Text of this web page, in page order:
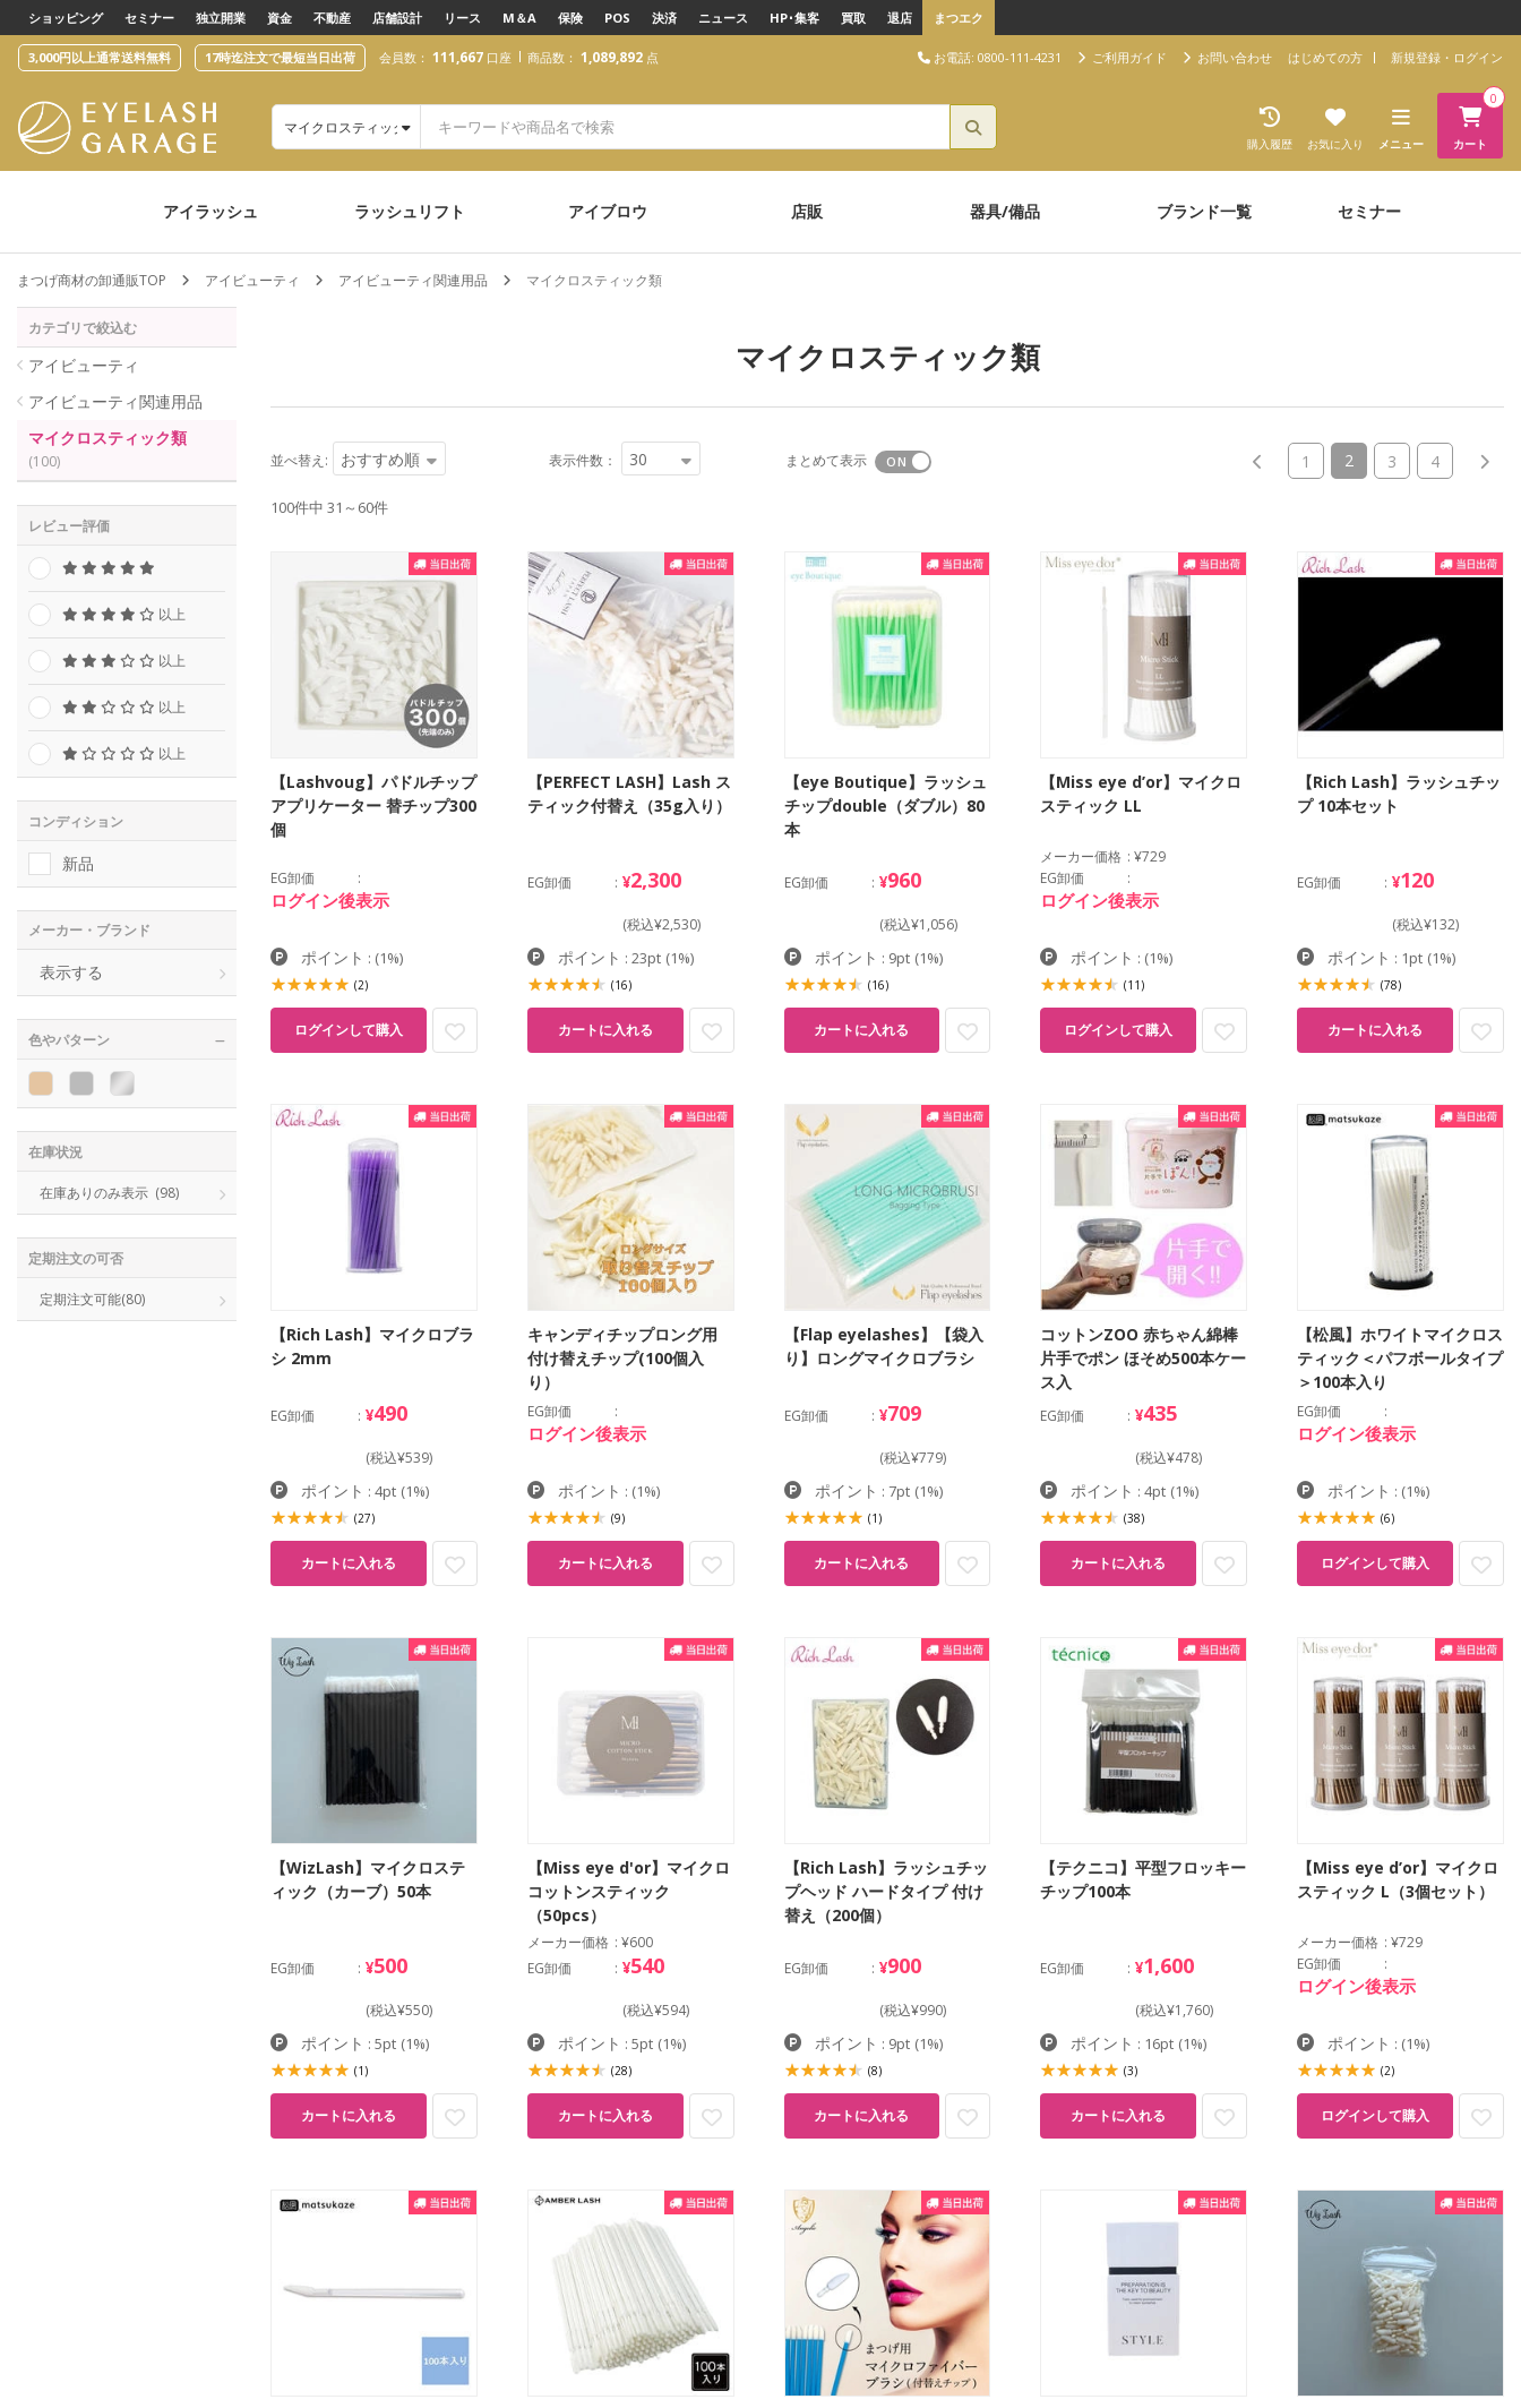
text.skipToContent
text.skipToNavigation
ショッピング セミナー 独立開業 資金 不動産 店舗設計 リース M＆A 保険 POS 決済 ニュース HP･集客 買取 退店 まつエク
3,000円以上通常送料無料 17時迄注文で最短当日出荷 会員数： 111,667 口座 商品数： 1,089,892 点 お電話: 0800-111-4231 ご利用ガイド お問い合わせ はじめての方 新規登録・ログイン
カート
0
メニュー
お気に入り
購入履歴
マイクロスティック類
アイラッシュ ラッシュリフト アイブロウ 店販 器具/備品 ブランド一覧 セミナー
まつげ商材の卸通販TOP アイビューティ アイビューティ関連用品 マイクロスティック類
カテゴリで絞込む
アイビューティ
アイビューティ関連用品
マイクロスティック類
(100)
レビュー評価
以上
以上
以上
以上
コンディション
新品
メーカー・ブランド
表示する
色やパターン
在庫状況
在庫ありのみ表示 (98)
定期注文の可否
定期注文可能(80)
マイクロスティック類
並べ替え: おすすめ順 表示件数： 30 まとめて表示 1 2 (current)
3 4
100件中 31～60件
【Lashvoug】パドルチップ
アプリケーター 替チップ300
個
EG卸価
ログイン後表示
ポイント : (1%)
(2)
ログインして購入
【PERFECT LASH】Lash ス
ティック付替え（35g入り）
EG卸価 ¥2,300
(税込¥2,530)
ポイント : 23pt (1%)
(16)
カートに入れる
【eye Boutique】ラッシュ
チップdouble（ダブル）80
本
EG卸価 ¥960
(税込¥1,056)
ポイント : 9pt (1%)
(16)
カートに入れる
【Miss eye d’or】マイクロ
スティック LL
メーカー価格
¥729
EG卸価
ログイン後表示
ポイント : (1%)
(11)
ログインして購入
【Rich Lash】ラッシュチッ
プ 10本セット
EG卸価 ¥120
(税込¥132)
ポイント : 1pt (1%)
(78)
カートに入れる
【Rich Lash】マイクロブラ
シ 2mm
EG卸価 ¥490
(税込¥539)
ポイント : 4pt (1%)
(27)
カートに入れる
キャンディチップロング用
付け替えチップ(100個入
り）
EG卸価
ログイン後表示
ポイント : (1%)
(9)
カートに入れる
【Flap eyelashes】【袋入
り】ロングマイクロブラシ
EG卸価 ¥709
(税込¥779)
ポイント : 7pt (1%)
(1)
カートに入れる
コットンZOO 赤ちゃん綿棒
片手でポン ほそめ500本ケー
ス入
EG卸価 ¥435
(税込¥478)
ポイント : 4pt (1%)
(38)
カートに入れる
【松風】ホワイトマイクロス
ティック＜パフボールタイプ
＞100本入り
EG卸価
ログイン後表示
ポイント : (1%)
(6)
ログインして購入
【WizLash】マイクロステ
ィック（カーブ）50本
EG卸価 ¥500
(税込¥550)
ポイント : 5pt (1%)
(1)
カートに入れる
【Miss eye d'or】マイクロ
コットンスティック
（50pcs）
メーカー価格
¥600
EG卸価
¥540
(税込¥594)
ポイント : 5pt (1%)
(28)
カートに入れる
【Rich Lash】ラッシュチッ
プヘッド ハードタイプ 付け
替え（200個）
EG卸価 ¥900
(税込¥990)
ポイント : 9pt (1%)
(8)
カートに入れる
【テクニコ】平型フロッキー
チップ100本
EG卸価 ¥1,600
(税込¥1,760)
ポイント : 16pt (1%)
(3)
カートに入れる
【Miss eye d’or】マイクロ
スティック L（3個セット）
メーカー価格
¥729
EG卸価
ログイン後表示
ポイント : (1%)
(2)
ログインして購入